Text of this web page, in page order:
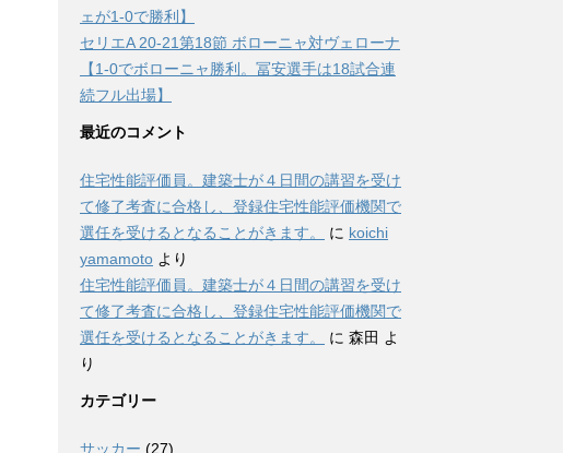
ェが1-0で勝利】
セリエA 20-21第18節 ボローニャ対ヴェローナ
【1-0でボローニャ勝利。冨安選手は18試合連
続フル出場】
最近のコメント
住宅性能評価員。建築士が４日間の講習を受け
て修了考査に合格し、登録住宅性能評価機関で
選任を受けるとなることがきます。
に koichi
yamamoto より
住宅性能評価員。建築士が４日間の講習を受け
て修了考査に合格し、登録住宅性能評価機関で
選任を受けるとなることがきます。
に 森田 よ
り
カテゴリー
サッカー (27)